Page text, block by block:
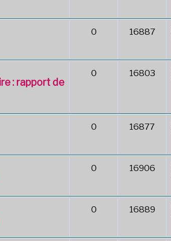
0 16887
: rapport de
0 16803
0 16877
0 16906
0 16889